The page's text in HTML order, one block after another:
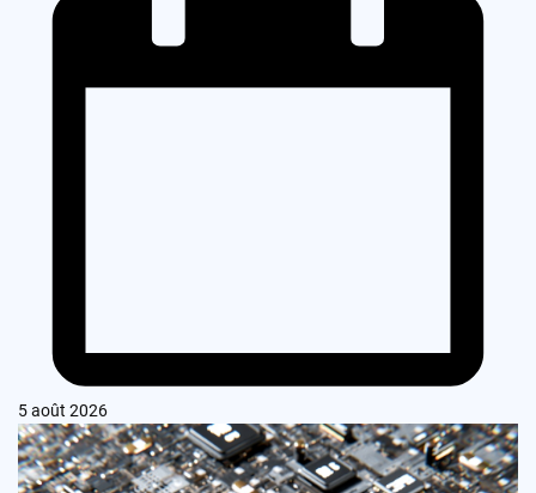
5 août 2026